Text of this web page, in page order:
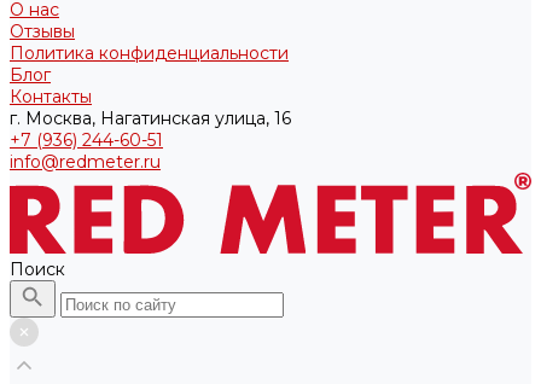
О нас
Отзывы
Политика конфиденциальности
Блог
Контакты
г. Москва, Нагатинская улица, 16
+7 (936) 244-60-51
info@redmeter.ru
Поиск